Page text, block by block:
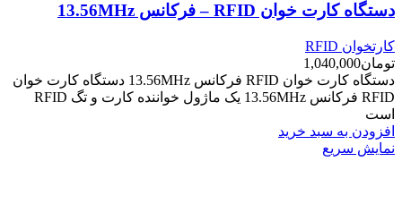
دستگاه کارت خوان RFID – فرکانس 13.56MHz
کارتخوان RFID
تومان1,040,000
دستگاه کارت خوان RFID فرکانس 13.56MHz دستگاه کارت خوان
RFID فرکانس 13.56MHz یک ماژول خواننده کارت و تگ RFID
است
افزودن به سبد خرید
نمایش سریع